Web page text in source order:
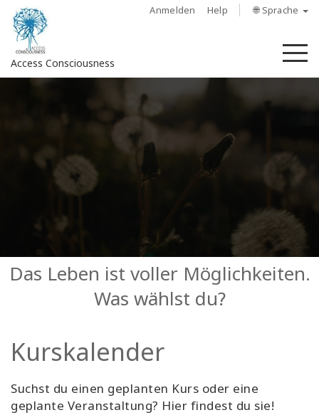
Anmelden Help 🌐 Sprache
Access Consciousness
Konto
Bars
Regionen
More
Das Leben ist voller Möglichkeiten.
Was wählst du?
Kurskalender
Suchst du einen geplanten Kurs oder eine
geplante Veranstaltung? Hier findest du sie!